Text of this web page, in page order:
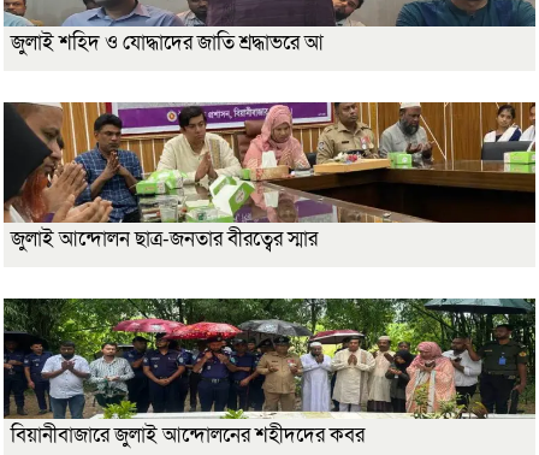
জুলাই শহিদ ও যোদ্ধাদের জাতি শ্রদ্ধাভরে আ
জুলাই আন্দোলন ছাত্র-জনতার বীরত্বের স্মার
বিয়ানীবাজারে জুলাই আন্দোলনের শহীদদের কবর